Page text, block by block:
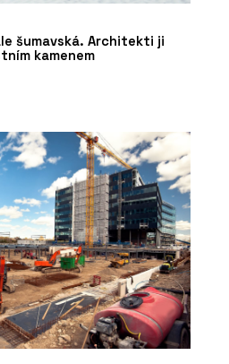
šumavská. Architekti ji
kamenem